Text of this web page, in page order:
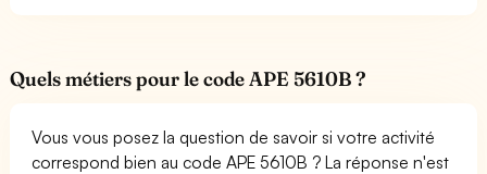
Quels métiers pour le code APE 5610B ?
Vous vous posez la question de savoir si votre activité
correspond bien au code APE 5610B ? La réponse n'est